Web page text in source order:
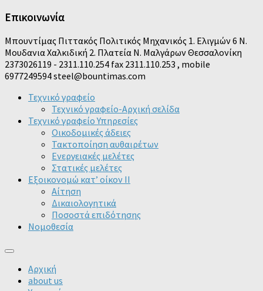
Επικοινωνία
Μπουντίμας Πιττακός Πολιτικός Μηχανικός 1. Ελιγμών 6 Ν.
Μουδανια Χαλκιδική 2. Πλατεία Ν. Μαλγάρων Θεσσαλονίκη
2373026119 - 2311.110.254 fax 2311.110.253 , mobile
6977249594 steel@bountimas.com
Τεχνικό γραφείο
Τεχνικό γραφείο-Αρχική σελίδα
Τεχνικό γραφείο Υπηρεσίες
Οικοδομικές άδειες
Τακτοποίηση αυθαιρέτων
Ενεργειακές μελέτες
Στατικές μελέτες
Εξοικονομώ κατ’ οίκον II
Αίτηση
Δικαιολογητικά
Ποσοστά επιδότησης
Νομοθεσία
Αρχική
about us